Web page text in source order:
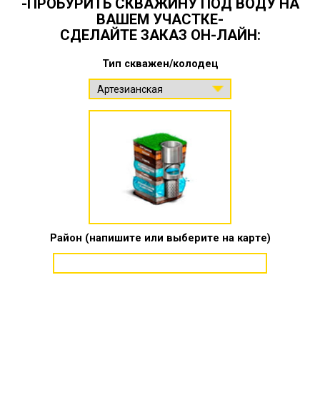
ВАШЕМ УЧАСТКЕ-
СДЕЛАЙТЕ ЗАКАЗ ОН-ЛАЙН:
Тип скважен/колодец
Район (напишите или выберите на карте)